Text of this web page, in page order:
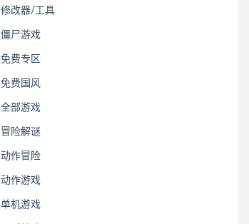
修改器/工具
僵尸游戏
免费专区
免费国风
全部游戏
冒险解谜
动作冒险
动作游戏
单机游戏